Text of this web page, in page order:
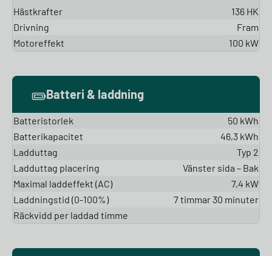
Hästkrafter
136 HK
Drivning
Fram
Motoreffekt
100 kW
Batteri & laddning
Batteristorlek
50 kWh
Batterikapacitet
46,3 kWh
Ladduttag
Typ 2
Ladduttag placering
Vänster sida – Bak
Maximal laddeffekt (AC)
7,4 kW
Laddningstid (0-100%)
7 timmar 30 minuter
Räckvidd per laddad timme